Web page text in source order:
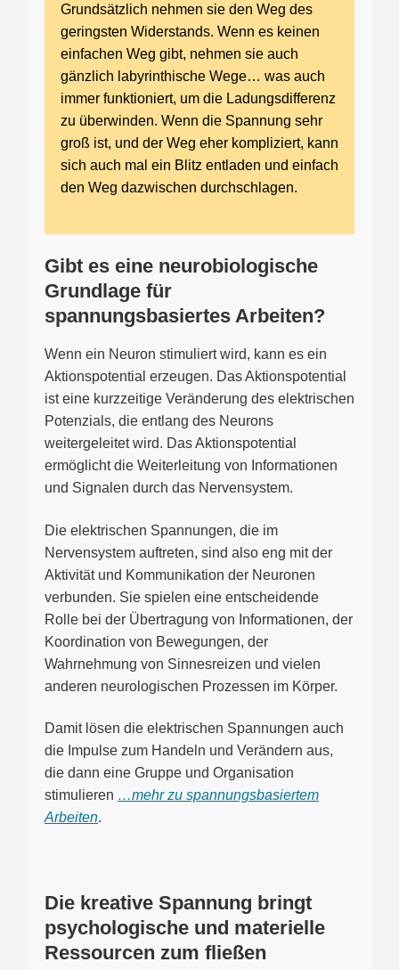
Grundsätzlich nehmen sie den Weg des
geringsten Widerstands. Wenn es keinen
einfachen Weg gibt, nehmen sie auch
gänzlich labyrinthische Wege… was auch
immer funktioniert, um die Ladungsdifferenz
zu überwinden. Wenn die Spannung sehr
groß ist, und der Weg eher kompliziert, kann
sich auch mal ein Blitz entladen und einfach
den Weg dazwischen durchschlagen.
Gibt es eine neurobiologische
Grundlage für
spannungsbasiertes Arbeiten?
Wenn ein Neuron stimuliert wird, kann es ein
Aktionspotential erzeugen. Das Aktionspotential
ist eine kurzzeitige Veränderung des elektrischen
Potenzials, die entlang des Neurons
weitergeleitet wird. Das Aktionspotential
ermöglicht die Weiterleitung von Informationen
und Signalen durch das Nervensystem.
Die elektrischen Spannungen, die im
Nervensystem auftreten, sind also eng mit der
Aktivität und Kommunikation der Neuronen
verbunden. Sie spielen eine entscheidende
Rolle bei der Übertragung von Informationen, der
Koordination von Bewegungen, der
Wahrnehmung von Sinnesreizen und vielen
anderen neurologischen Prozessen im Körper.
Damit lösen die elektrischen Spannungen auch
die Impulse zum Handeln und Verändern aus,
die dann eine Gruppe und Organisation
stimulieren …mehr zu spannungsbasiertem
Arbeiten.
Die kreative Spannung bringt
psychologische und materielle
Ressourcen zum fließen